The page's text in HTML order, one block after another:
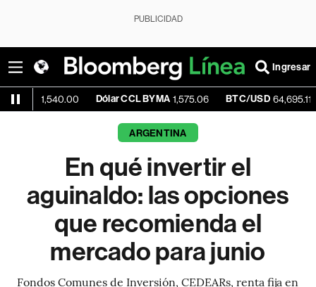
PUBLICIDAD
Ingresar
Dólar CCL BYMA 1,575.06 BTC/USD 64,695.11 -0.14%
ARGENTINA
En qué invertir el
aguinaldo: las opciones
que recomienda el
mercado para junio
Fondos Comunes de Inversión, CEDEARs, renta fija en